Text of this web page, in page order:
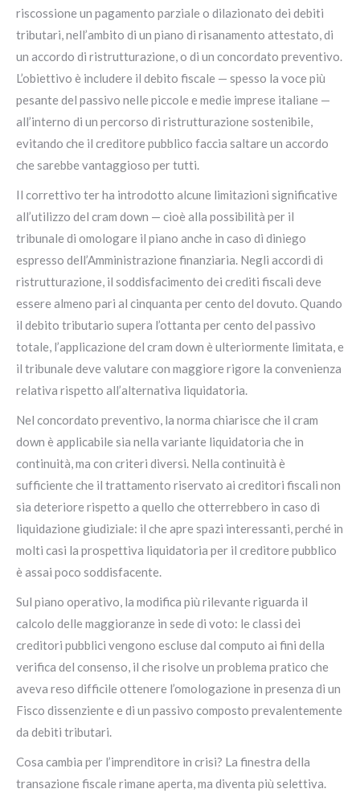
riscossione un pagamento parziale o dilazionato dei debiti
tributari, nell’ambito di un piano di risanamento attestato, di
un accordo di ristrutturazione, o di un concordato preventivo.
L’obiettivo è includere il debito fiscale — spesso la voce più
pesante del passivo nelle piccole e medie imprese italiane —
all’interno di un percorso di ristrutturazione sostenibile,
evitando che il creditore pubblico faccia saltare un accordo
che sarebbe vantaggioso per tutti.
Il correttivo ter ha introdotto alcune limitazioni significative
all’utilizzo del cram down — cioè alla possibilità per il
tribunale di omologare il piano anche in caso di diniego
espresso dell’Amministrazione finanziaria. Negli accordi di
ristrutturazione, il soddisfacimento dei crediti fiscali deve
essere almeno pari al cinquanta per cento del dovuto. Quando
il debito tributario supera l’ottanta per cento del passivo
totale, l’applicazione del cram down è ulteriormente limitata, e
il tribunale deve valutare con maggiore rigore la convenienza
relativa rispetto all’alternativa liquidatoria.
Nel concordato preventivo, la norma chiarisce che il cram
down è applicabile sia nella variante liquidatoria che in
continuità, ma con criteri diversi. Nella continuità è
sufficiente che il trattamento riservato ai creditori fiscali non
sia deteriore rispetto a quello che otterrebbero in caso di
liquidazione giudiziale: il che apre spazi interessanti, perché in
molti casi la prospettiva liquidatoria per il creditore pubblico
è assai poco soddisfacente.
Sul piano operativo, la modifica più rilevante riguarda il
calcolo delle maggioranze in sede di voto: le classi dei
creditori pubblici vengono escluse dal computo ai fini della
verifica del consenso, il che risolve un problema pratico che
aveva reso difficile ottenere l’omologazione in presenza di un
Fisco dissenziente e di un passivo composto prevalentemente
da debiti tributari.
Cosa cambia per l’imprenditore in crisi? La finestra della
transazione fiscale rimane aperta, ma diventa più selettiva.